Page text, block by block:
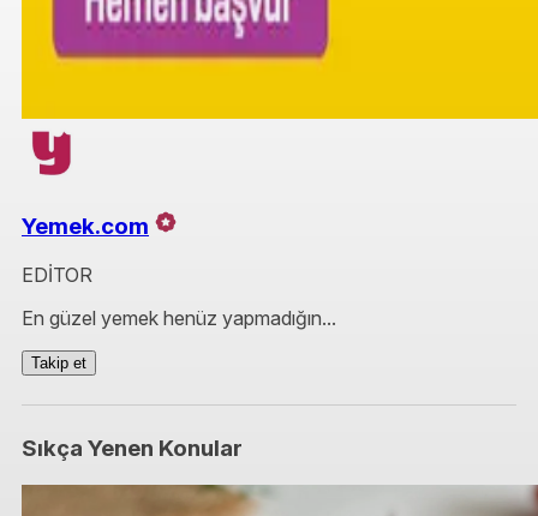
Yemek.com
EDİTOR
En güzel yemek henüz yapmadığın...
Takip et
Sıkça Yenen Konular